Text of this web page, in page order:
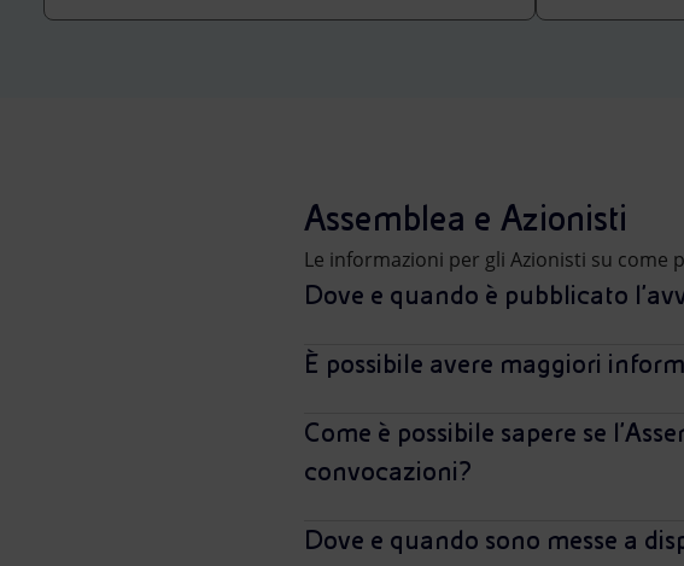
Market Abuse
Assemblea e Azionisti
Le informazioni per gli Azionisti su come
Dove e quando è pubblicato
È possibile avere maggiori
Come è possibile sapere se
convocazioni?
Dove e quando sono messe a